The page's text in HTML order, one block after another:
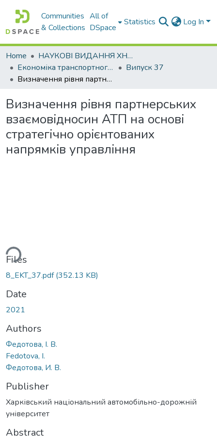
Communities
& Collections
All of
DSpace
Statistics Log In
Home
НАУКОВІ ВИДАННЯ ХНАДУ
Економіка транспортного комплексу
Випуск 37
Визначення рiвня партнерських взаємовiдносин АТП на основi стратегiчно орiєнтованих напрямкiв управлiння
Визначення рiвня партнерських
взаємовiдносин АТП на основi
стратегiчно орiєнтованих
напрямкiв управлiння
Files
8_EKT_37.pdf(352.13 KB)
Date
2021
Authors
Федотова, I. В.
Fedotova, I.
Федотова, И. В.
Publisher
Харківський національний автомобільно-дорожній
університет
Abstract